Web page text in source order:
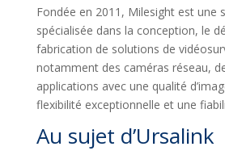
Fondée en 2011, Milesight est une
spécialisée dans la conception, le
fabrication de solutions de
notamment des caméras réseau,
applications avec une qualité
flexibilité exceptionnelle et une
Au sujet d’Ursalink